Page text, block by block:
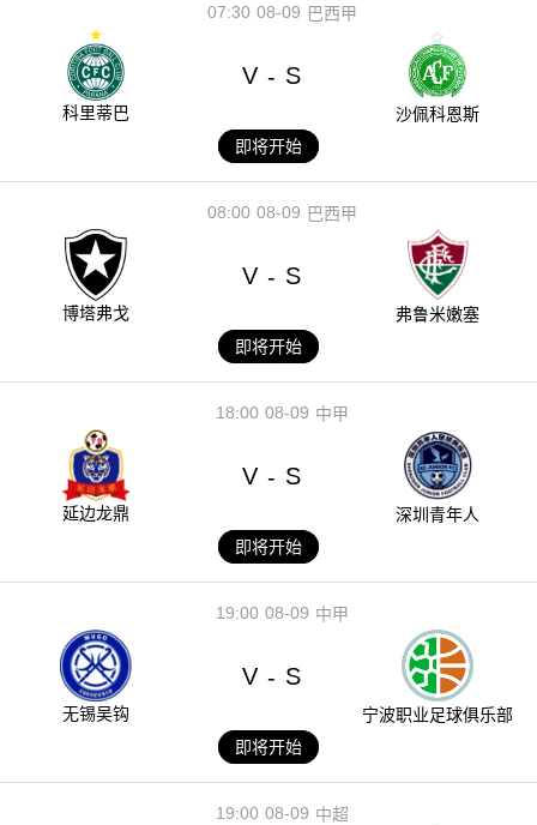
08-09
07:30 巴西甲
科里蒂巴
V - S
沙佩科恩斯
即将开始
08-09
08:00 巴西甲
博塔弗戈
V - S
弗鲁米嫩塞
即将开始
08-09
18:00 中甲
延边龙鼎
V - S
深圳青年人
即将开始
08-09
19:00 中甲
无锡吴钩
V - S
宁波职业足球俱乐部
即将开始
08-09
19:00 中超